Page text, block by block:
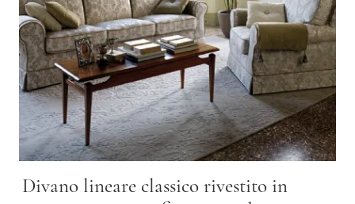
Divano lineare classico rivestito in